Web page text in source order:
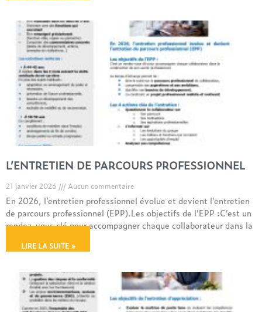
L’ENTRETIEN DE PARCOURS PROFESSIONNEL
21 janvier 2026 Aucun commentaire
En 2026, l’entretien professionnel évolue et devient l’entretien
de parcours professionnel (EPP).Les objectifs de l’EPP :C’est un
rendez-vous clé pour accompagner chaque collaborateur dans la
LIRE LA SUITE »